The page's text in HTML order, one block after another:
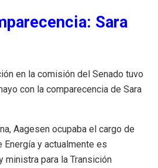
Sara
en la comisión del Senado tuvo
con la comparecencia de Sara
Aagesen ocupaba el cargo de
y actualmente es
ministra para la Transición